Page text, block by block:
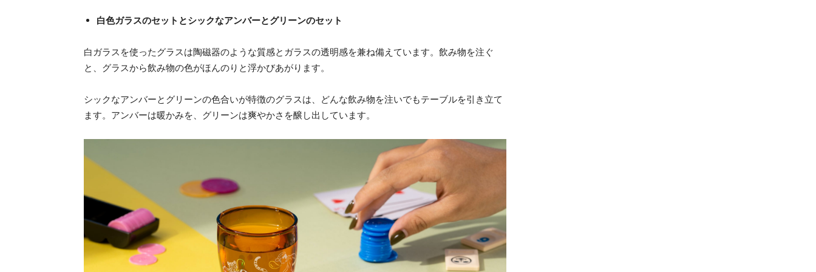
白色ガラスのセットとシックなアンバーとグリーンのセット
白ガラスを使ったグラスは陶磁器のような質感とガラスの透明感を兼ね備えています。飲み物を注ぐ
と、グラスから飲み物の色がほんのりと浮かびあがります。
シックなアンバーとグリーンの色合いが特徴のグラスは、どんな飲み物を注いでもテーブルを引き立て
ます。アンバーは暖かみを、グリーンは爽やかさを醸し出しています。